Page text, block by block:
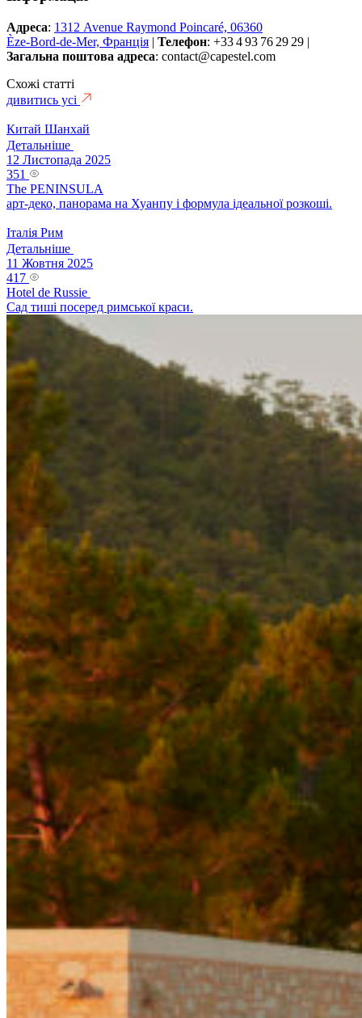
Адреса: 1312 Avenue Raymond Poincaré, 06360
Èze‑Bord‑de‑Mer, Франція | Телефон: +33 4 93 76 29 29 |
Загальна поштова адреса: contact@capestel.com
Схожі статті
дивитись усі
Китай Шанхай
Детальніше
12 Листопада 2025
351
The PENINSULA
арт-деко, панорама на Хуанпу і формула ідеальної розкоші.
Італія Рим
Детальніше
11 Жовтня 2025
417
Hotel de Russie
Cад тиші посеред римської краси.